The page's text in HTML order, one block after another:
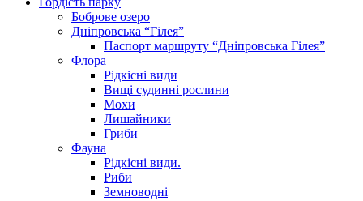
Боброве озеро
Дніпровська “Гілея”
Паспорт маршруту “Дніпровська Гілея”
Флора
Рідкісні види
Вищі судинні рослини
Мохи
Лишайники
Гриби
Фауна
Рідкісні види.
Риби
Земноводні